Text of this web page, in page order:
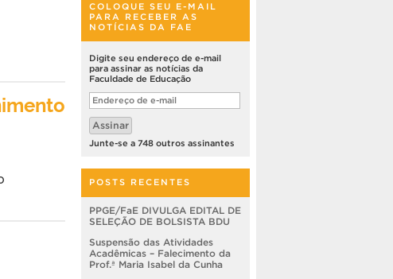
COLOQUE SEU E-MAIL
PARA RECEBER AS
NOTÍCIAS DA FAE
Digite seu endereço de e-mail
para assinar as notícias da
Faculdade de Educação
Endereço
de
e-
mail
Assinar
Junte-se a 748 outros assinantes
POSTS RECENTES
PPGE/FaE DIVULGA EDITAL DE
SELEÇÃO DE BOLSISTA BDU
Suspensão das Atividades
Acadêmicas – Falecimento da
Prof.ª Maria Isabel da Cunha